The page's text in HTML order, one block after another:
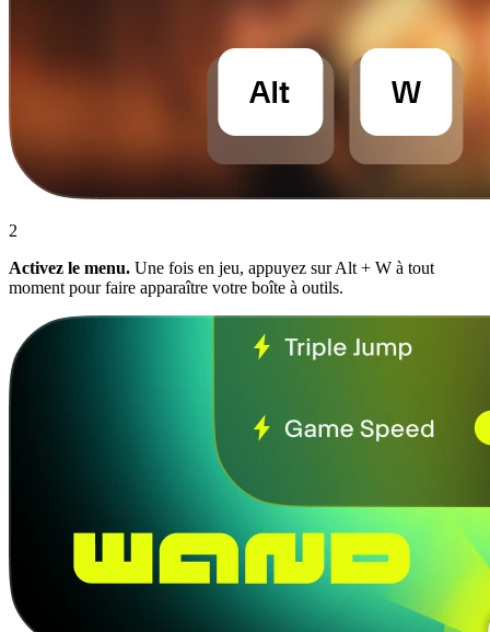
2
Activez le menu. Une fois en jeu, appuyez sur Alt + W à tout
moment pour faire apparaître votre boîte à outils.